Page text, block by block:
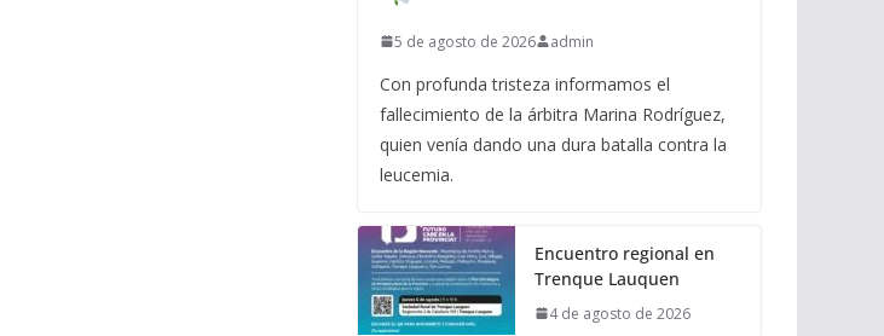
5 de agosto de 2026 admin
Con profunda tristeza informamos el
fallecimiento de la árbitra Marina Rodríguez,
quien venía dando una dura batalla contra la
leucemia.
Encuentro regional en
Trenque Lauquen
4 de agosto de 2026